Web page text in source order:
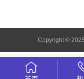
Copyright ©